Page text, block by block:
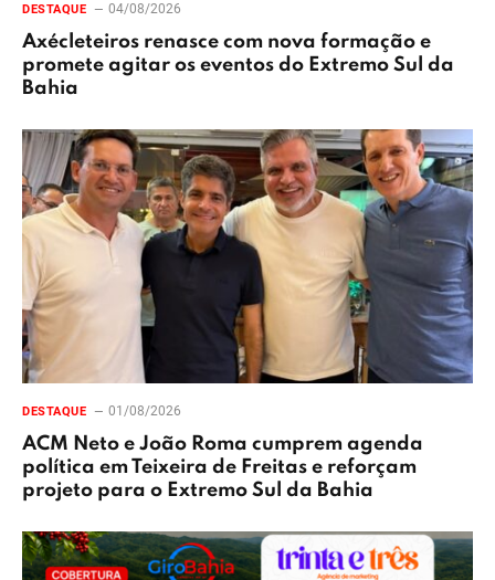
DESTAQUE 04/08/2026
Axécleteiros renasce com nova formação e
promete agitar os eventos do Extremo Sul da
Bahia
DESTAQUE 01/08/2026
ACM Neto e João Roma cumprem agenda
política em Teixeira de Freitas e reforçam
projeto para o Extremo Sul da Bahia